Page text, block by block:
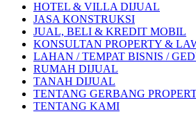
HOTEL & VILLA DIJUAL
JASA KONSTRUKSI
JUAL, BELI & KREDIT MOBIL
KONSULTAN PROPERTY &
LAHAN / TEMPAT BISNIS /
RUMAH DIJUAL
TANAH DIJUAL
TENTANG GERBANG
TENTANG KAMI